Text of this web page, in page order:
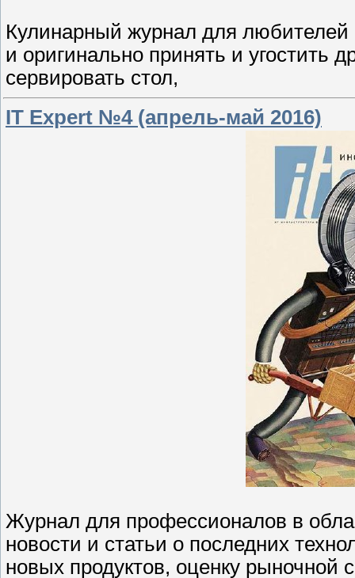
Кулинарный журнал для любителей
и оригинально принять и угостить
сервировать стол,
IT Expert №4 (апрель-май 2016)
Журнал для профессионалов в
новости и статьи о последних
новых продуктов, оценку рыночной